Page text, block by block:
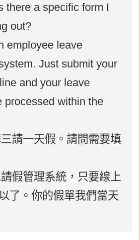
there a specific form I
out?
employee leave
Just submit your
and your leave
processed within the
請一天假。請問需要填
假管理系統，只要線上
了。你的假單我們當天